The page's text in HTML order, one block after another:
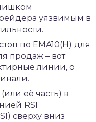
уязвимым в
по EMA10(H) для
продаж – вот
линии, о
её часть) в
RSI
сверху вниз